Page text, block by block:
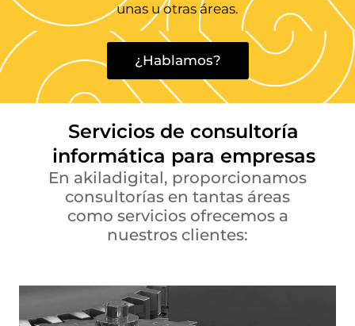
unas u otras áreas.
¿Hablamos?
Servicios de consultoría
informática para empresas
En akiladigital, proporcionamos
consultorías en tantas áreas
como servicios ofrecemos a
nuestros clientes: